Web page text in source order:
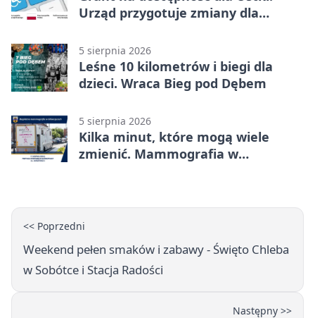
Urząd przygotuje zmiany dla
5 sierpnia 2026
Leśne 10 kilometrów i biegi dla
dzieci. Wraca Bieg pod Dębem
5 sierpnia 2026
Kilka minut, które mogą wiele
zmienić. Mammografia w
<< Poprzedni
Weekend pełen smaków i zabawy - Święto Chleba
w Sobótce i Stacja Radości
Następny >>